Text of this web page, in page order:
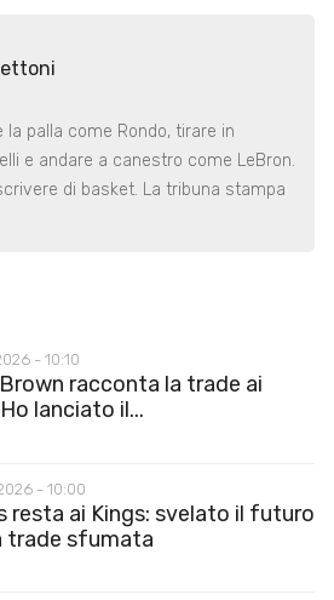
palla come Rondo, tirare in
e andare a canestro come LeBron.
di basket. La tribuna stampa
- 10:10
racconta la trade ai
lanciato il...
- 10:00
resta ai Kings: svelato il futuro
trade sfumata